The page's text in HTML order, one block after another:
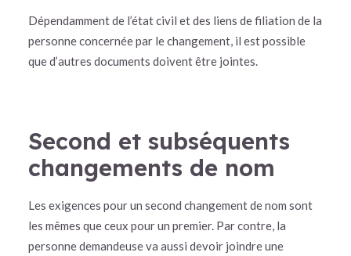
Dépendamment de l’état civil et des liens de filiation de la
personne concernée par le changement, il est possible
que d’autres documents doivent être jointes.
Second et subséquents
changements de nom
Les exigences pour un second changement de nom sont
les mêmes que ceux pour un premier. Par contre, la
personne demandeuse va aussi devoir joindre une